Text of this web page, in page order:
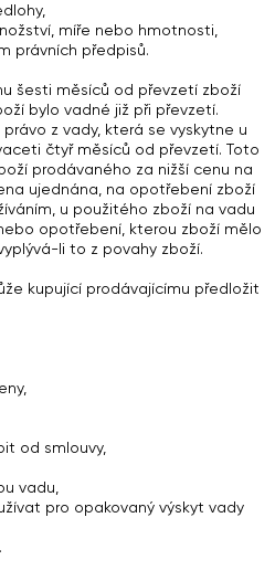
míře nebo hmotnosti,
právních předpisů.
šesti měsíců od převzetí zboží
bylo vadné již při převzetí.
z vady, která se vyskytne u
čtyř měsíců od převzetí. Toto
prodávaného za nižší cenu na
ujednána, na opotřebení zboží
u použitého zboží na vadu
opotřebení, kterou zboží mělo
li to z povahy zboží.
kupující prodávajícímu předložit
od smlouvy,
vadu,
pro opakovaný výskyt vady